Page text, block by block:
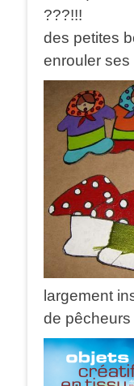
???!!!
des petites
enrouler
largement
de